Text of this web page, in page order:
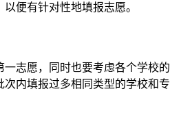
便有针对性地填报志愿。
志愿，同时也要考虑各个学校
内填报过多相同类型的学校和专